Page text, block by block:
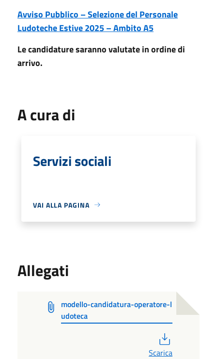
Avviso Pubblico – Selezione del Personale
Ludoteche Estive 2025 – Ambito A5
Le candidature saranno valutate in ordine di
arrivo.
A cura di
Servizi sociali
VAI ALLA PAGINA
Allegati
modello-candidatura-operatore-l
udoteca
Scarica